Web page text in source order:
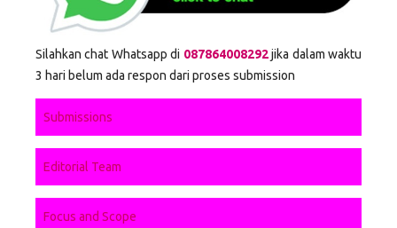
Silahkan chat Whatsapp di 087864008292jika dalam waktu
3 hari belum ada respon dari proses submission
Submissions
Editorial Team
Focus and Scope